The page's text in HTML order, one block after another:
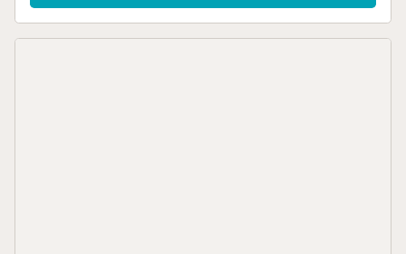
cieszyć się fantastycznymi wakacjami, dom wychodzi na